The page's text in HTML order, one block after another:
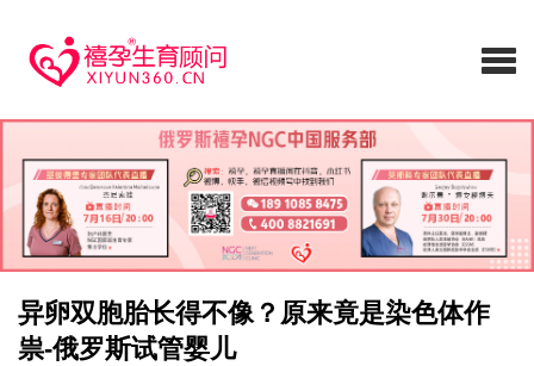
异卵双胞胎长得不像？原来竟是染色体作
祟-俄罗斯试管婴儿